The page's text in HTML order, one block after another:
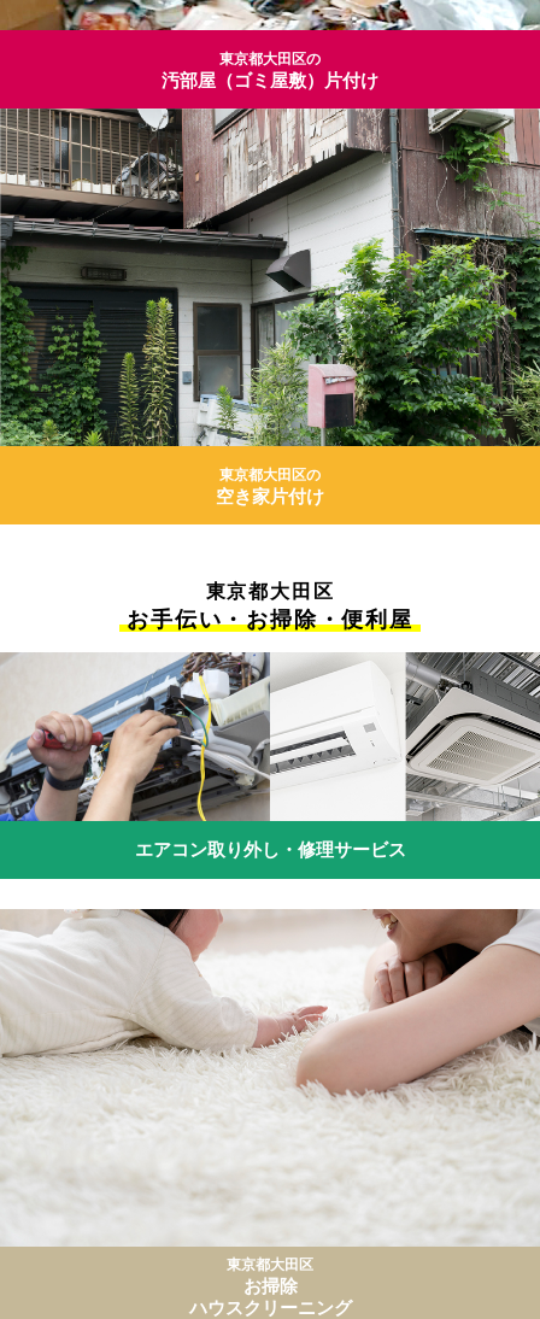
東京都大田区の
汚部屋（ゴミ屋敷）片付け
東京都大田区の
空き家片付け
東京都大田区
お手伝い・お掃除・便利屋
エアコン取り外し・修理サービス
東京都大田区
お掃除
ハウスクリーニング